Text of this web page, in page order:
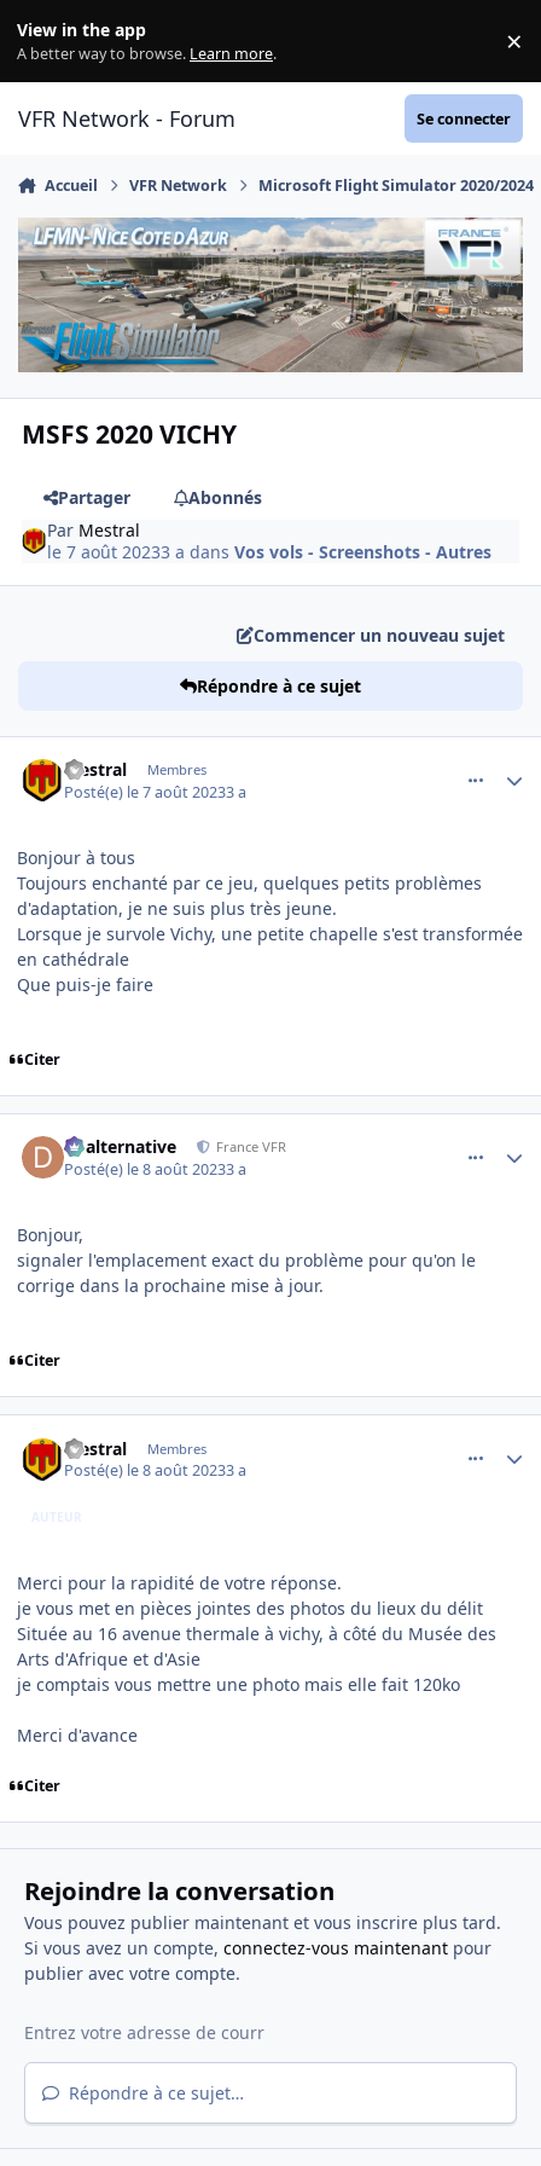
View in the app
A better way to browse. Learn more. ×
VFR Network - Forum Se connecter
Accueil VFR Network Microsoft Flight Simulator 2020/2024
MSFS 2020 VICHY
Partager
Abonnés
Par Mestral
le 7 août 20233 a dansVos vols - Screenshots - Autres
Commencer un nouveau sujet
Répondre à ce sujet
Mestral Membres
Posté(e) le 7 août 20233 a
Bonjour à tous
Toujours enchanté par ce jeu, quelques petits problèmes
d'adaptation, je ne suis plus très jeune.
Lorsque je survole Vichy, une petite chapelle s'est transformée
en cathédrale
Que puis-je faire
Citer
dbalternative France VFR
Posté(e) le 8 août 20233 a
Bonjour,
signaler l'emplacement exact du problème pour qu'on le
corrige dans la prochaine mise à jour.
Citer
Mestral Membres
Posté(e) le 8 août 20233 a
AUTEUR
Merci pour la rapidité de votre réponse.
je vous met en pièces jointes des photos du lieux du délit
Située au 16 avenue thermale à vichy, à côté du Musée des
Arts d'Afrique et d'Asie
je comptais vous mettre une photo mais elle fait 120ko
Merci d'avance
Citer
Rejoindre la conversation
Vous pouvez publier maintenant et vous inscrire plus tard.
Si vous avez un compte, connectez-vous maintenantpour
publier avec votre compte.
Répondre à ce sujet…